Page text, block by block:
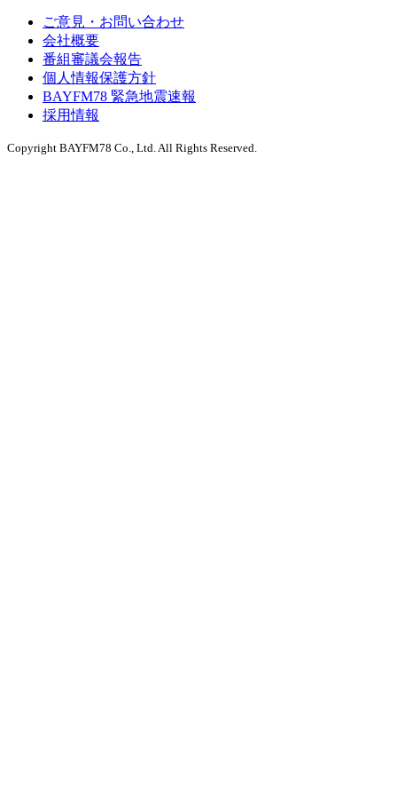
ご意見・お問い合わせ
会社概要
番組審議会報告
個人情報保護方針
BAYFM78 緊急地震速報
採用情報
Copyright BAYFM78 Co., Ltd. All Rights Reserved.